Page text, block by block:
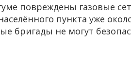
повреждены газовые
пункта уже
бригады не могут